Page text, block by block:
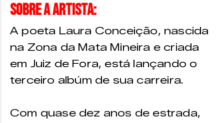
Sobre a artista:
A poeta Laura Conceição, nascida
na Zona da Mata Mineira e criada
em Juiz de Fora, está lançando o
terceiro albúm de sua carreira.
Com quase dez anos de estrada,